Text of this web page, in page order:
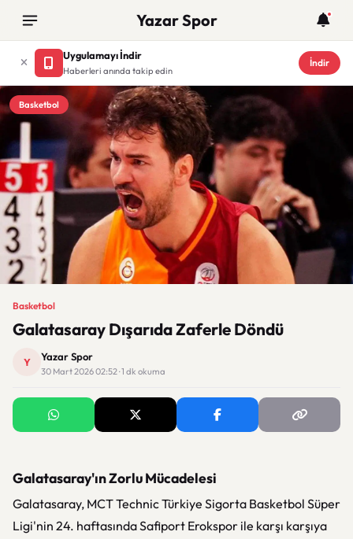
Yazar Spor
Uygulamayı İndir
Haberleri anında takip edin
İndir
Basketbol
Basketbol
Galatasaray Dışarıda Zaferle Döndü
Y Yazar Spor
30 Mart 2026 02:52 · 1 dk okuma
Galatasaray'ın Zorlu Mücadelesi
Galatasaray, MCT Technic Türkiye Sigorta Basketbol Süper
Ligi'nin 24. haftasında Safiport Erokspor ile karşı karşıya